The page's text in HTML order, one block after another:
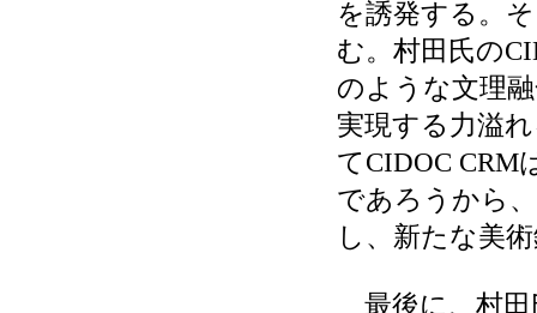
を誘発する。
む。村田氏の
のような文理
実現する力溢
てCIDOC CRM
であろうから
し、新たな美
最後に、村田